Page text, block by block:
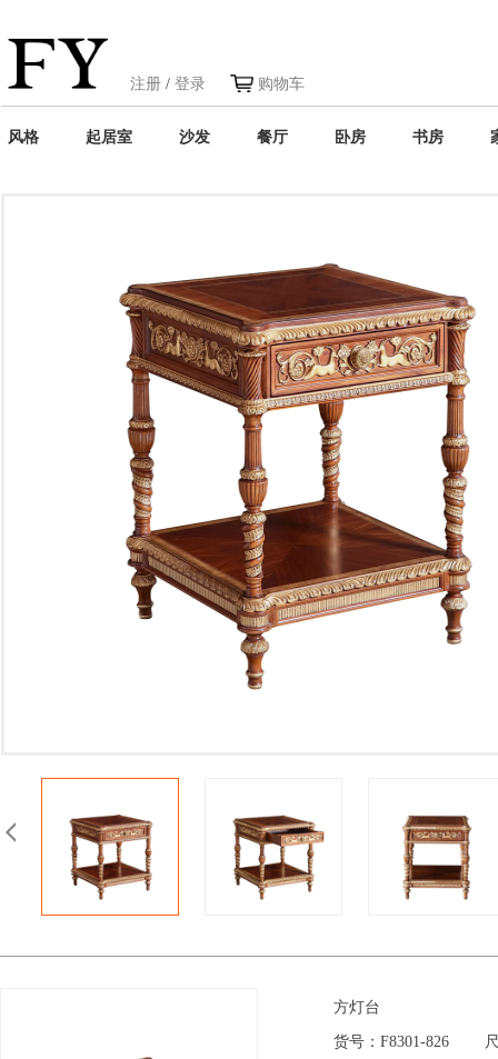
注册 / 登录 购物车
风格 起居室 沙发 餐厅 卧房 书房
方灯台
货号： F8301-826 尺